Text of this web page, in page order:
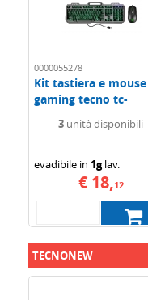
0000055278
Kit tastiera e mouse
gaming tecno tc-
3 unità disponibili
evadibile in 1glav.
€ 18,12
TECNONEW